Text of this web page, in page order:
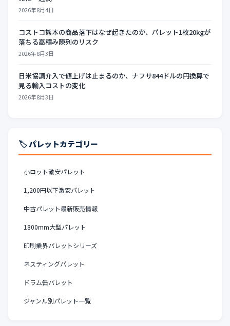
2026年8月4日
コストコ熊本の商品落下はなぜ起きたのか、パレット1枚20kgが
落ちる高積み陳列のリスク
2026年8月3日
日米協調介入で値上げは止まるのか、ナフサ844ドルの円換算で
見る輸入コストの変化
2026年8月3日
🏷️ パレットカテゴリー
小ロット激安パレット
1,200円以下激安パレット
中古パレット最新販売情報
1800mm大型パレット
印刷業界パレットシリーズ
ネスティングパレット
ドラム缶パレット
ジャンル別パレット一覧